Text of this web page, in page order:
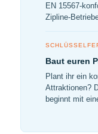
EN 15567-
Zipline-
Baut euren
Plant ihr ein
Attraktionen?
beginnt mit